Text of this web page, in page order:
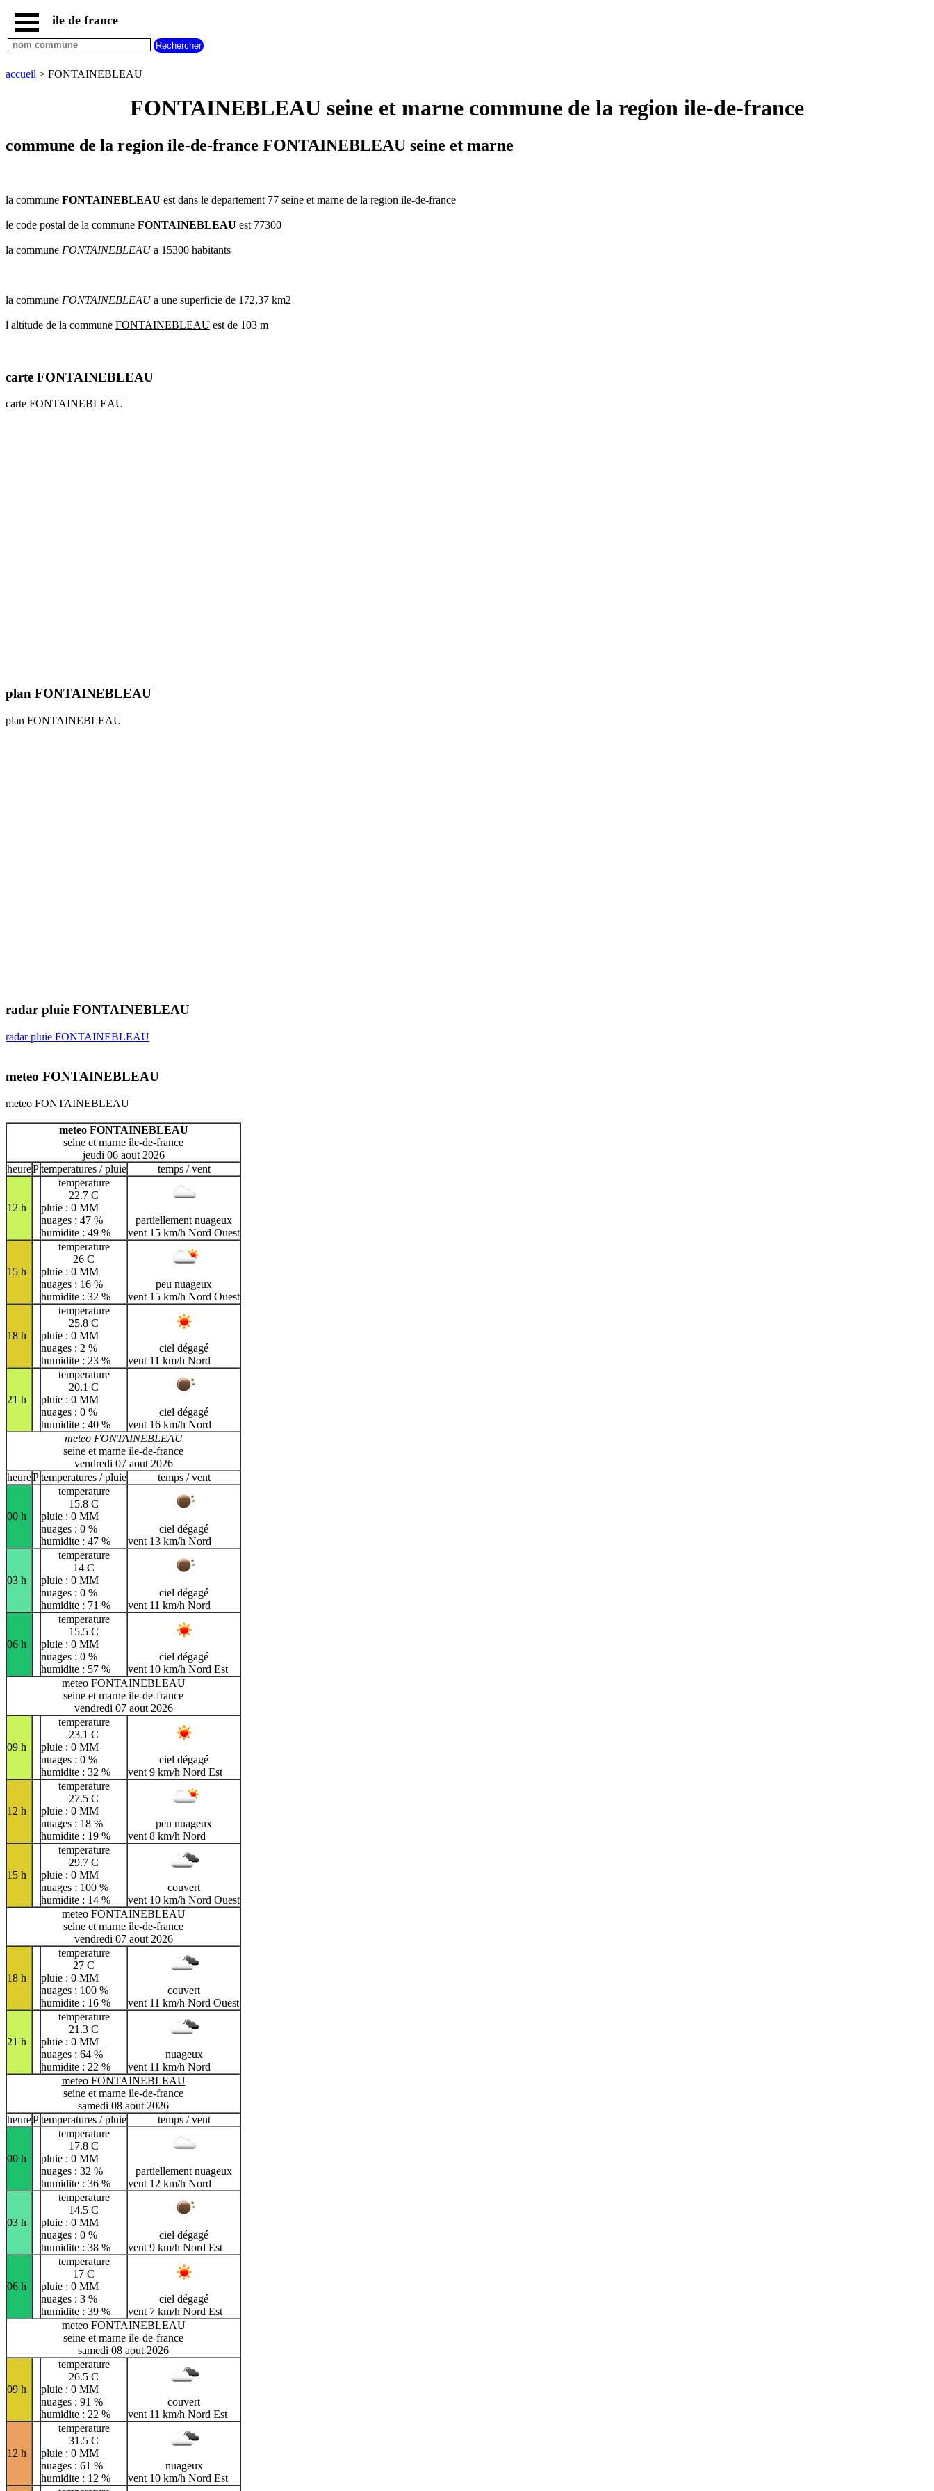
accueil
paris
communes
seine
marne
seine
denis
d
oise
communes
communes
ile de france
accueil > FONTAINEBLEAU
FONTAINEBLEAU seine et marne commune de la region ile-de-france
commune de la region ile-de-france FONTAINEBLEAU seine et marne
la commune FONTAINEBLEAU est dans le departement 77 seine et marne de la region ile-de-france
le code postal de la commune FONTAINEBLEAU est 77300
la commune FONTAINEBLEAUa 15300 habitants
la commune FONTAINEBLEAUa une superficie de 172,37 km2
l altitude de la commune FONTAINEBLEAU est de 103 m
carte FONTAINEBLEAU
carte FONTAINEBLEAU
plan FONTAINEBLEAU
plan FONTAINEBLEAU
radar pluie FONTAINEBLEAU
radar pluie FONTAINEBLEAU
meteo FONTAINEBLEAU
meteo FONTAINEBLEAU
meteo FONTAINEBLEAU
seine et marne ile-de-france
jeudi 06 aout 2026
heurePtemperatures / pluie temps / vent
12 h
temperature
22.7 C
pluie : 0 MM
nuages : 47 %
humidite : 49 %
partiellement nuageux
vent 15 km/h Nord Ouest
15 h
temperature
26 C
pluie : 0 MM
nuages : 16 %
humidite : 32 %
peu nuageux
vent 15 km/h Nord Ouest
18 h
temperature
25.8 C
pluie : 0 MM
nuages : 2 %
humidite : 23 %
ciel dégagé
vent 11 km/h Nord
21 h
temperature
20.1 C
pluie : 0 MM
nuages : 0 %
humidite : 40 %
ciel dégagé
vent 16 km/h Nord
meteo FONTAINEBLEAU
seine et marne ile-de-france
vendredi 07 aout 2026
heurePtemperatures / pluie temps / vent
00 h
temperature
15.8 C
pluie : 0 MM
nuages : 0 %
humidite : 47 %
ciel dégagé
vent 13 km/h Nord
03 h
temperature
14 C
pluie : 0 MM
nuages : 0 %
humidite : 71 %
ciel dégagé
vent 11 km/h Nord
06 h
temperature
15.5 C
pluie : 0 MM
nuages : 0 %
humidite : 57 %
ciel dégagé
vent 10 km/h Nord Est
meteo FONTAINEBLEAU
seine et marne ile-de-france
vendredi 07 aout 2026
09 h
temperature
23.1 C
pluie : 0 MM
nuages : 0 %
humidite : 32 %
ciel dégagé
vent 9 km/h Nord Est
12 h
temperature
27.5 C
pluie : 0 MM
nuages : 18 %
humidite : 19 %
peu nuageux
vent 8 km/h Nord
15 h
temperature
29.7 C
pluie : 0 MM
nuages : 100 %
humidite : 14 %
couvert
vent 10 km/h Nord Ouest
meteo FONTAINEBLEAU
seine et marne ile-de-france
vendredi 07 aout 2026
18 h
temperature
27 C
pluie : 0 MM
nuages : 100 %
humidite : 16 %
couvert
vent 11 km/h Nord Ouest
21 h
temperature
21.3 C
pluie : 0 MM
nuages : 64 %
humidite : 22 %
nuageux
vent 11 km/h Nord
meteo FONTAINEBLEAU
seine et marne ile-de-france
samedi 08 aout 2026
heurePtemperatures / pluie temps / vent
00 h
temperature
17.8 C
pluie : 0 MM
nuages : 32 %
humidite : 36 %
partiellement nuageux
vent 12 km/h Nord
03 h
temperature
14.5 C
pluie : 0 MM
nuages : 0 %
humidite : 38 %
ciel dégagé
vent 9 km/h Nord Est
06 h
temperature
17 C
pluie : 0 MM
nuages : 3 %
humidite : 39 %
ciel dégagé
vent 7 km/h Nord Est
meteo FONTAINEBLEAU
seine et marne ile-de-france
samedi 08 aout 2026
09 h
temperature
26.5 C
pluie : 0 MM
nuages : 91 %
humidite : 22 %
couvert
vent 11 km/h Nord Est
12 h
temperature
31.5 C
pluie : 0 MM
nuages : 61 %
humidite : 12 %
nuageux
vent 10 km/h Nord Est